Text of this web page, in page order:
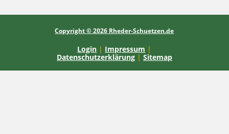
Copyright © 2026 Rheder-Schuetzen.de
Login | Impressum |
Datenschutzerklärung | Sitemap